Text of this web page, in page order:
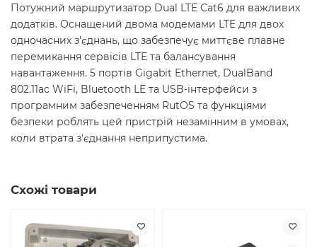
Потужний маршрутизатор Dual LTE Cat6 для важливих
додатків. Оснащений двома модемами LTE для двох
одночасних з'єднань, що забезпечує миттєве плавне
перемикання сервісів LTE та балансування
навантаження. 5 портів Gigabit Ethernet, DualBand
802.11ac WiFi, Bluetooth LE та USB-інтерфейси з
програмним забезпеченням RutOS та функціями
безпеки роблять цей пристрій незамінним в умовах,
коли втрата з'єднання неприпустима.
Схожі товари